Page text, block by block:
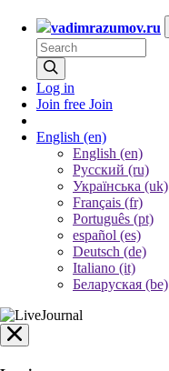
vadimrazumov.ru
Log in
Join free Join
English (en)
English (en)
Русский (ru)
Українська (uk)
Français (fr)
Português (pt)
español (es)
Deutsch (de)
Italiano (it)
Беларуская (be)